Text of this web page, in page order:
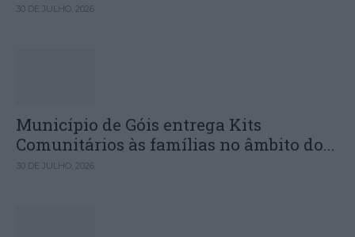
30 DE JULHO, 2026
Município de Góis entrega Kits
Comunitários às famílias no âmbito do...
30 DE JULHO, 2026